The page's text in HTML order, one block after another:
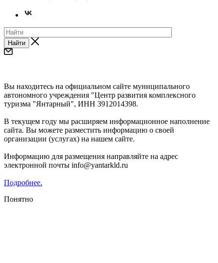
Найти
Вы находитесь на официальном сайте муниципального
автономного учреждения "Центр развития комплексного
туризма "Янтарный", ИНН 3912014398.
В текущем году мы расширяем информационное наполнение
сайта. Вы можете разместить информацию о своей
организации (услугах) на нашем сайте.
Информацию для размещения направляйте на адрес
электронной почты info@yantarkld.ru
Подробнее.
Понятно